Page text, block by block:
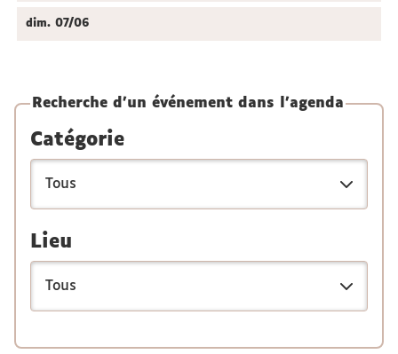
dim.07/06
Recherche d'un événement dans l'agenda
Catégorie
Lieu